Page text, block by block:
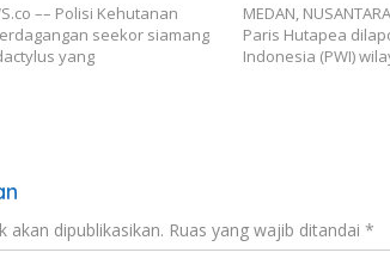
–– Polisi Kehutanan
seekor siamang
yang
MEDAN,
Paris Hutapea
Indonesia (PWI)
akan dipublikasikan. Ruas yang wajib ditandai *